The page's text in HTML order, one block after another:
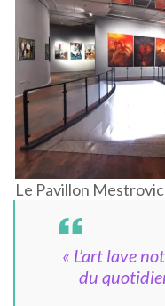
Le Pavillon
« L’art lave
du